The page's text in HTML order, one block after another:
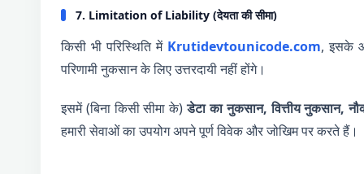
7. Limitation of Liability (देयता की सीमा)
किसी भी परिस्थिति में Krutidevtounicode.com, इसके
परिणामी नुकसान के लिए उत्तरदायी नहीं होंगे।
इसमें (बिना किसी सीमा के)डेटा का नुकसान, वित्तीय नुकसान,
हमारी सेवाओं का उपयोग अपने पूर्ण विवेक और जोखिम पर करते हैं।